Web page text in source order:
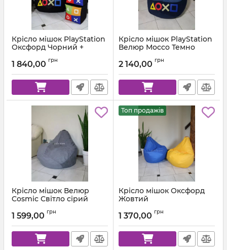
Крісло мішок PlayStation
Оксфорд Чорний +
Артикул: km-ps-ox-001-162-xl
1 840,00 грн
Крісло мішок PlayStation
Велюр Mocco Темно
Артикул: km-ps-mocco-88-84-xl
2 140,00 грн
Крісло мішок Велюр
Cosmic Світло сірий
1 599,00 грн
Топ продажів
Крісло мішок Оксфорд
Жовтий
1 370,00 грн